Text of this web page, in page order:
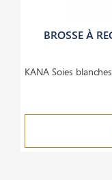
BROSSE À